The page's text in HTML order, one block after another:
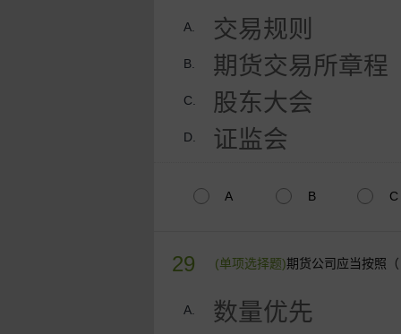
A. 交易规则
B. 期货交易所章程
C. 股东大会
D. 证监会
A B C
29 (单项选择题)期货公司应当按照
A. 数量优先